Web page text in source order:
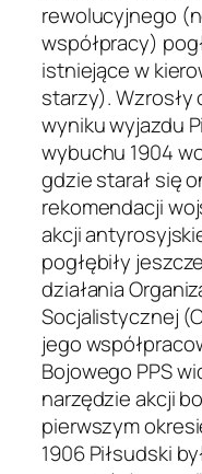
rewolucyjnego
współpracy)
istniejące w
starzy). Wzrosły
wyniku wyjazdu
wybuchu 1904
gdzie starał się
rekomendacji
akcji
pogłębiły
działania
Socjalistycznej
jego
Bojowego PPS
narzędzie akcji
pierwszym
1906 Piłsudski